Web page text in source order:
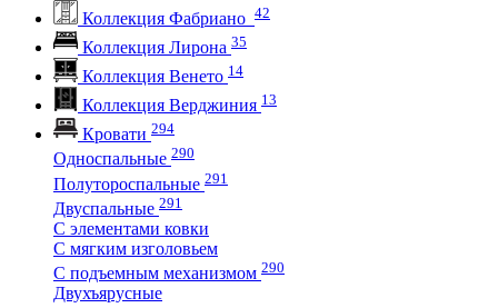
Коллекция Фабриано 42
Коллекция Лирона 35
Коллекция Венето 14
Коллекция Верджиния 13
Кровати 294
Односпальные 290
Полутороспальные 291
Двуспальные 291
С элементами ковки
С мягким изголовьем
С подъемным механизмом 290
Двухъярусные